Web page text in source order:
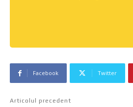
Facebook Twitter
Articolul precedent